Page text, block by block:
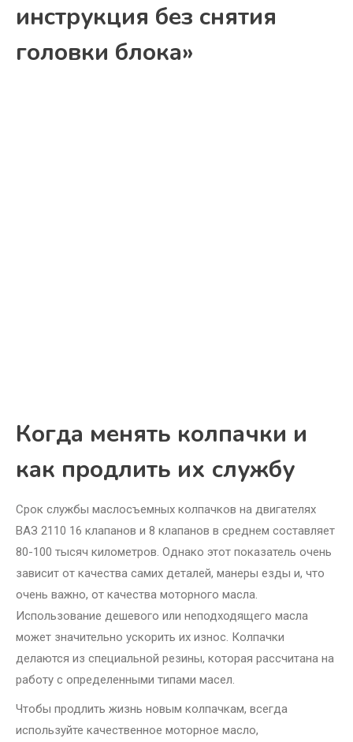
инструкция без снятия
головки блока»
Когда менять колпачки и
как продлить их службу
Срок службы маслосъемных колпачков на двигателях
ВАЗ 2110 16 клапанов и 8 клапанов в среднем составляет
80-100 тысяч километров. Однако этот показатель очень
зависит от качества самих деталей, манеры езды и, что
очень важно, от качества моторного масла.
Использование дешевого или неподходящего масла
может значительно ускорить их износ. Колпачки
делаются из специальной резины, которая рассчитана на
работу с определенными типами масел.
Чтобы продлить жизнь новым колпачкам, всегда
используйте качественное моторное масло,